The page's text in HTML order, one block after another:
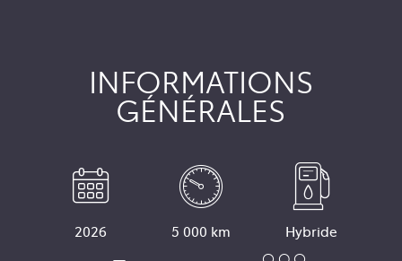
INFORMATIONS
GÉNÉRALES
2026 5 000 km Hybride